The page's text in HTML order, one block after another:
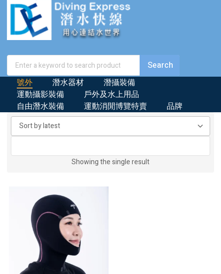
號外 潛水器材
潛攝裝備
運動攝影裝備
戶外及水上用品
自由潛水裝備
運動消閒博覽特賣 品牌
Showing the single result